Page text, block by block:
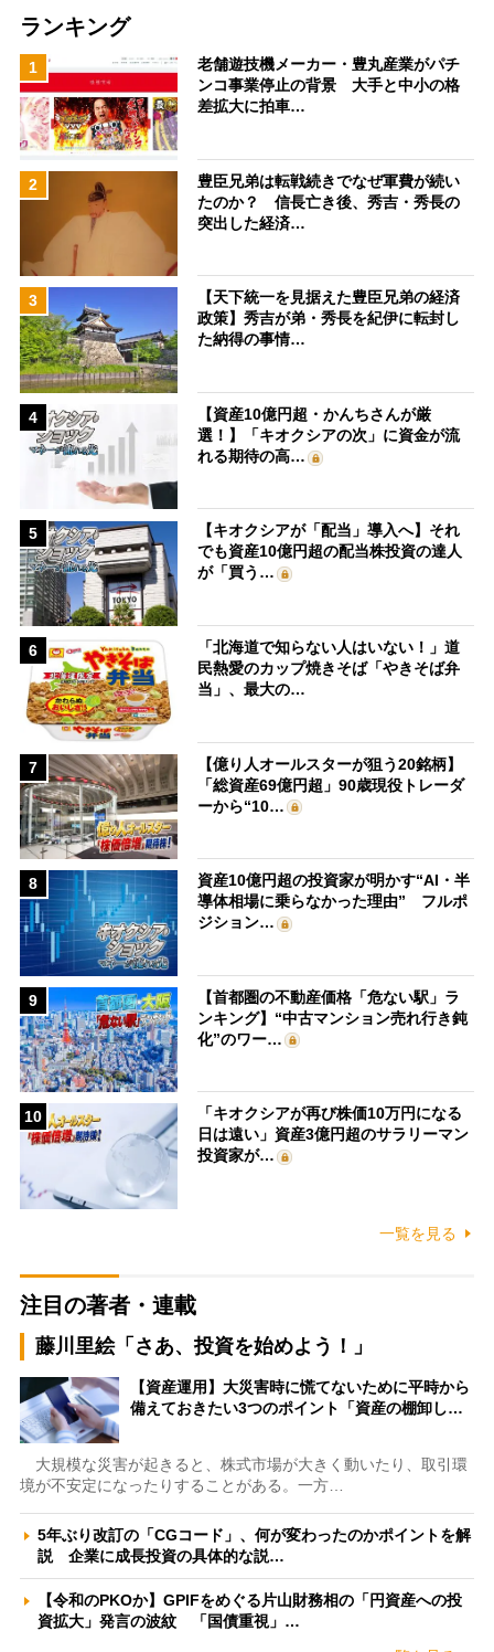
ランキング
1
老舗遊技機メーカー・豊丸産業がパチ
ンコ事業停止の背景 大手と中小の格
差拡大に拍車…
2
豊臣兄弟は転戦続きでなぜ軍費が続い
たのか？ 信長亡き後、秀吉・秀長の
突出した経済…
3
【天下統一を見据えた豊臣兄弟の経済
政策】秀吉が弟・秀長を紀伊に転封し
た納得の事情…
4
【資産10億円超・かんちさんが厳
選！】「キオクシアの次」に資金が流
れる期待の高…
5
【キオクシアが「配当」導入へ】それ
でも資産10億円超の配当株投資の達人
が「買う…
6
「北海道で知らない人はいない！」道
民熱愛のカップ焼きそば「やきそば弁
当」、最大の…
7
【億り人オールスターが狙う20銘柄】
「総資産69億円超」90歳現役トレーダ
ーから“10…
8
資産10億円超の投資家が明かす“AI・半
導体相場に乗らなかった理由” フルポ
ジション…
9
【首都圏の不動産価格「危ない駅」ラ
ンキング】“中古マンション売れ行き鈍
化”のワー…
10
「キオクシアが再び株価10万円になる
日は遠い」資産3億円超のサラリーマン
投資家が…
一覧を見る
注目の著者・連載
藤川里絵「さあ、投資を始めよう！」
【資産運用】大災害時に慌てないために平時から
備えておきたい3つのポイント「資産の棚卸し…
大規模な災害が起きると、株式市場が大きく動いたり、取引環
境が不安定になったりすることがある。一方…
5年ぶり改訂の「CGコード」、何が変わったのかポイントを解
説 企業に成長投資の具体的な説…
【令和のPKOか】GPIFをめぐる片山財務相の「円資産への投
資拡大」発言の波紋 「国債重視」…